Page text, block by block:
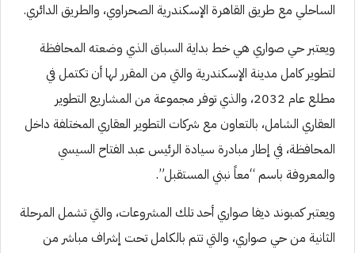
الساحلي مع طريق القاهرة الإسكندرية الصحراوي، والطريق الدائري.
ويعتبر حي صواري هي خط بداية السباق الذي وضعته المحافظة
لتطوير كامل مدينة الإسكندرية والتي من المقرر لها أن تكتمل في
مطلع عام 2032، والذي توفر مجموعة من المشاريع التطوير
العقاري الشامل، بالتعاون مع شركات التطوير العقاري المختلفة داخل
المحافظة، في إطار مبادرة سيادة الرئيس عبد الفتاح السيسي
والمعروفة باسم “معاً نبني المستقبل”.
ويعتبر كمبوند ديفا صواري أحد تلك المشروعات، والتي تشمل المرحلة
الثانية من حي صواري، والتي تتم بالكامل تحت إشراف مباشر من